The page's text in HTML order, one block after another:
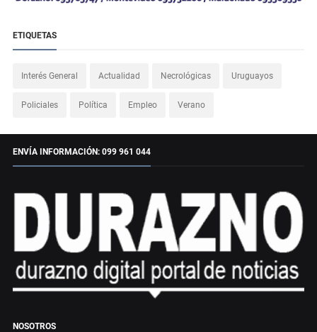
ETIQUETAS
Interés General Actualidad Necrológicas Uruguayos
Policiales Política Empleo Verano
ENVÍA INFORMACIÓN: 099 961 044
NOSOTROS